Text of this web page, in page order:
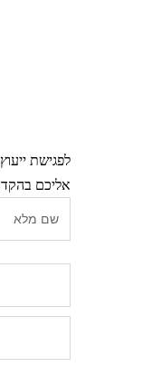
לפגישת
אליכם